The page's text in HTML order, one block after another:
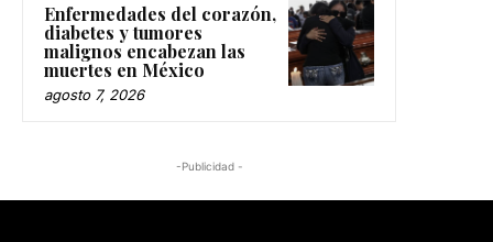
Enfermedades del corazón,
diabetes y tumores
malignos encabezan las
muertes en México
agosto 7, 2026
-Publicidad -